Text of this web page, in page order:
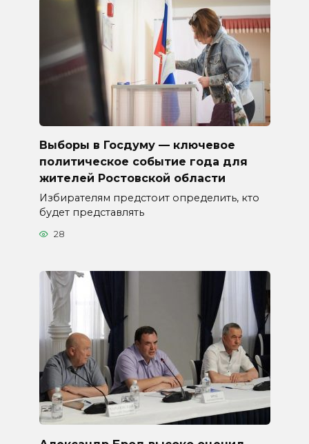
Выборы в Госдуму — ключевое
политическое событие года для
жителей Ростовской области
Избирателям предстоит определить, кто
будет представлять
28